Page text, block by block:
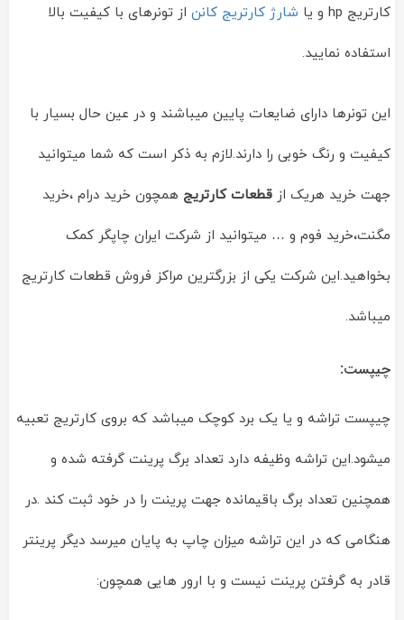
کارتریج hp و یا شارژ کارتریج کانن از تونرهای با کیفیت بالا
استفاده نمایید.
این تونرها دارای ضایعات پایین میباشند و در عین حال بسیار با
کیفیت و رنگ خوبی را دارند.لازم به ذکر است که شما میتوانید
جهت خرید هریک از قطعات کارتریج همچون خرید درام ،خرید
مگنت،خرید فوم و … میتوانید از شرکت ایران چاپگر کمک
بخواهید.این شرکت یکی از بزرگترین مراکز فروش قطعات کارتریج
میباشد.
چیپست:
چیپست تراشه و یا یک برد کوچک میباشد که بروی کارتریج تعبیه
میشود.این تراشه وظیفه دارد تعداد برگ پرینت گرفته شده و
همچنین تعداد برگ باقیمانده جهت پرینت را در خود ثبت کند .در
هنگامی که در این تراشه میزان چاپ به پایان میرسد دیگر پرینتر
قادر به گرفتن پرینت نیست و با ارور هایی همچون: